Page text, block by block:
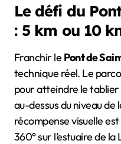
Le défi du
: 5 km ou 10
Franchir le Pont de
technique réel. Le
pour atteindre le
au-dessus du niveau de
récompense visuelle
360° sur l’estuaire de